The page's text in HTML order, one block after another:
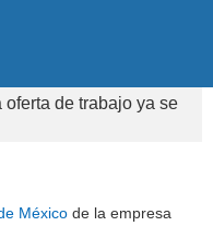
de trabajo ya se
México de la empresa